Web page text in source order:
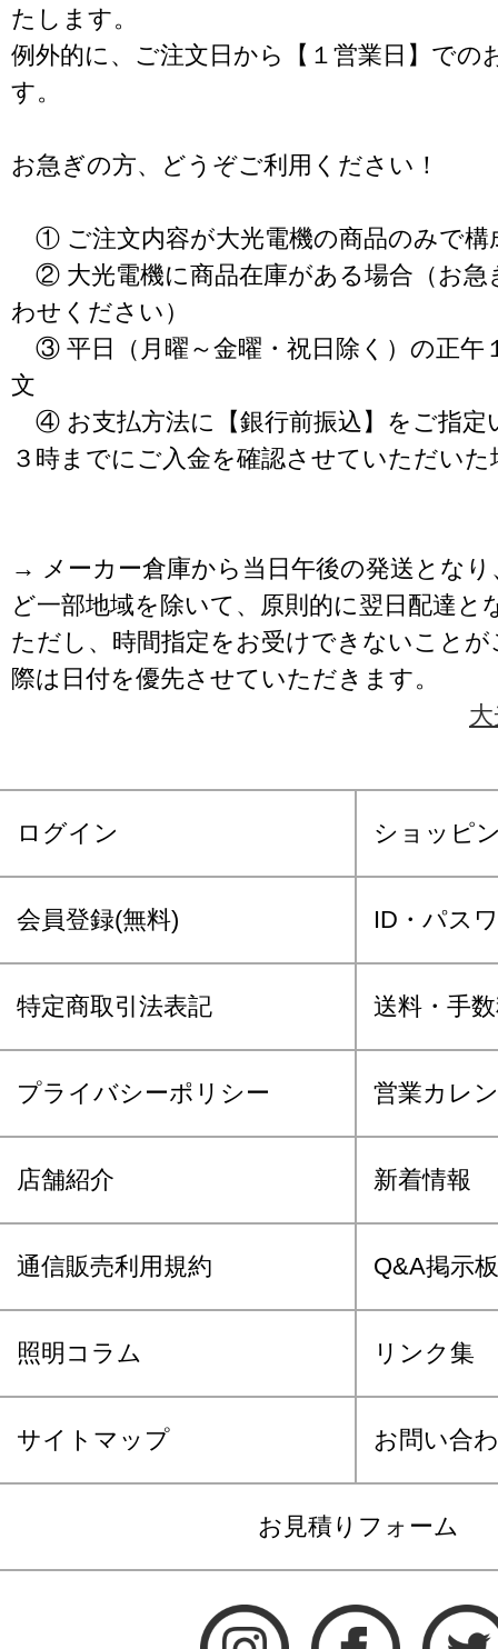
たします。
例外的に、ご注文日から【１営業日】での
す。
お急ぎの方、どうぞご利用ください！
① ご注文内容が大光電機の商品のみで構
② 大光電機に商品在庫がある場合（お急
わせください）
③ 平日（月曜～金曜・祝日除く）の正午
文
④ お支払方法に【銀行前振込】をご指定
３時までにご入金を確認させていただいた
→ メーカー倉庫から当日午後の発送となり
ど一部地域を除いて、原則的に翌日配達と
ただし、時間指定をお受けできないこと
際は日付を優先させていただきます。
ログイン ショッピ
会員登録(無料) ID・パス
特定商取引法表記 送料・手
プライバシーポリシー 営業カレ
店舗紹介 新着情報
通信販売利用規約 Q&A掲示板
照明コラム リンク集
サイトマップ お問い合
お見積りフォーム